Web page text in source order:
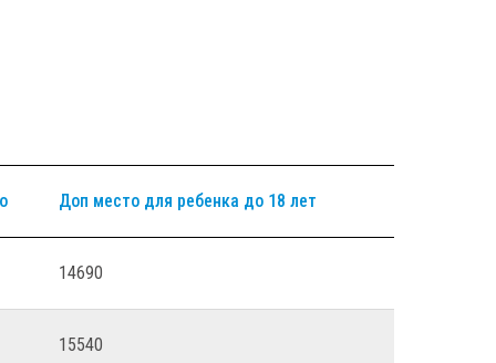
Доп место для ребенка до 18 лет
14690
15540